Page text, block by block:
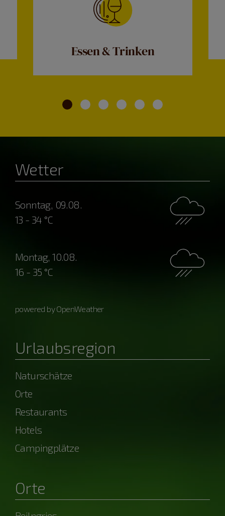
Essen & Trinken
Wetter
Sonntag, 09.08.
13 - 34 °C
Montag, 10.08.
16 - 35 °C
powered by OpenWeather
Urlaubsregion
Naturschätze
Orte
Restaurants
Hotels
Campingplätze
Orte